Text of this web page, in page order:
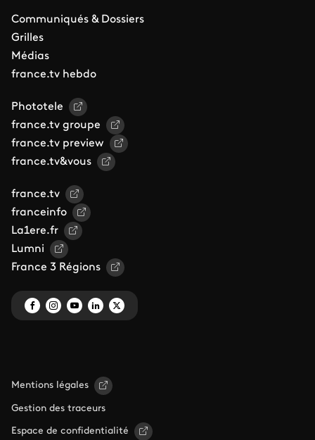
Communiqués & Dossiers
Grilles
Médias
france.tv hebdo
Phototele
france.tv groupe
france.tv preview
france.tv&vous
france.tv
franceinfo
La1ere.fr
Lumni
France 3 Régions
Mentions légales
Gestion des traceurs
Espace de confidentialité